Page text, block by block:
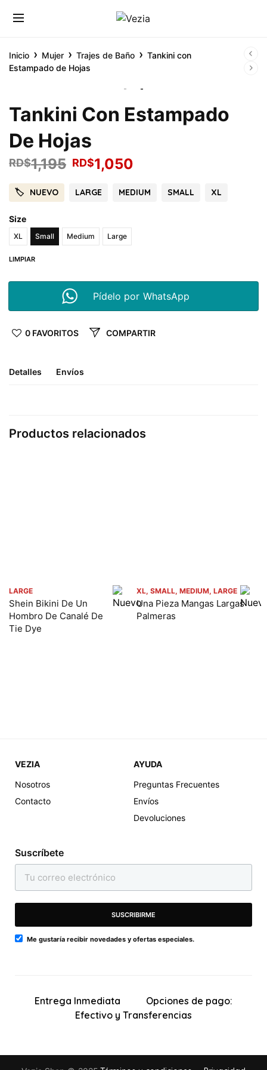
Inicio › Mujer › Trajes de Baño › Tankini con
Estampado de Hojas
Tankini Con Estampado
De Hojas
RD$1,195 RD$1,050
NUEVO LARGE MEDIUM SMALL XL
Size
XL Small Medium Large
LIMPIAR
Pídelo por WhatsApp
0 FAVORITOS COMPARTIR
Detalles Envíos
Productos relacionados
LARGE
Shein Bikini De Un
Hombro De Canalé De
Tie Dye
XL, SMALL, MEDIUM, LARGE
Una Pieza Mangas Largas
Palmeras
SMALL
Shein Una Pieza De Color
MEDIUM
Shein Bikini Halter Tanga
VEZIA
Nosotros
Contacto
AYUDA
Preguntas Frecuentes
Envíos
Devoluciones
Suscríbete
SUSCRIBIRME
Me gustaría recibir novedades y ofertas especiales.
Entrega Inmediata
Opciones de pago:
Efectivo y Transferencias